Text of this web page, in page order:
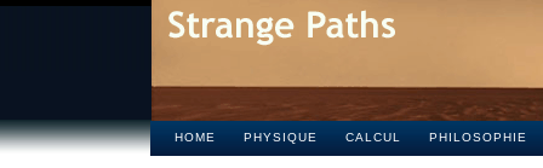
HOME PHYSIQUE CALCUL PHILOSOPHIE